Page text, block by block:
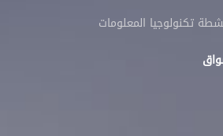
تكنولوجيا المعلومات